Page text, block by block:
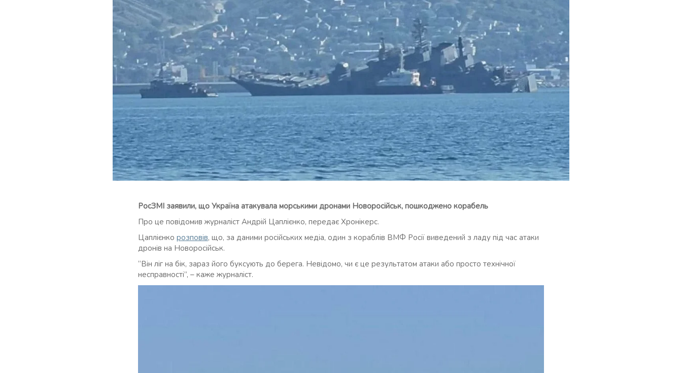
РосЗМІ заявили, що Україна атакувала морськими дронами Новоросійськ, пошкоджено корабель
Про це повідомив журналіст Андрій Цаплієнко, передає Хронікерс.
Цаплієнко розповів, що, за даними російських медіа, один з кораблів ВМФ Росії виведений з ладу під час атаки
дронів на Новоросійськ.
“Він ліг на бік, зараз його буксують до берега. Невідомо, чи є це результатом атаки або просто технічної
несправності”, – каже журналіст.